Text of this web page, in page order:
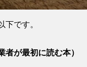
です。
者が最初に読む本）